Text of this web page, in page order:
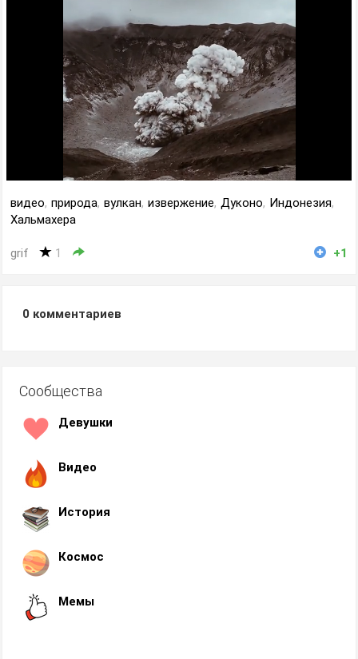
видео, природа, вулкан, извержение, Дуконо, Индонезия,
Хальмахера
grif 1 +1
0 комментариев
Сообщества
Девушки
Видео
История
Космос
Мемы